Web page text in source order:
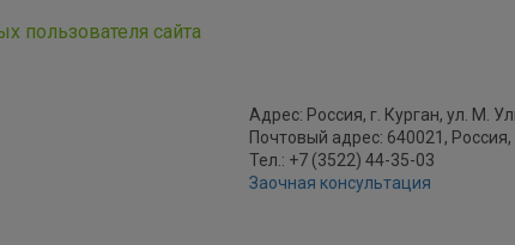
пользователя сайта
Адрес: Россия, г. Курган, ул. М.
Почтовый адрес: 640021,
Тел.: +7 (3522) 44-35-03
Заочная консультация